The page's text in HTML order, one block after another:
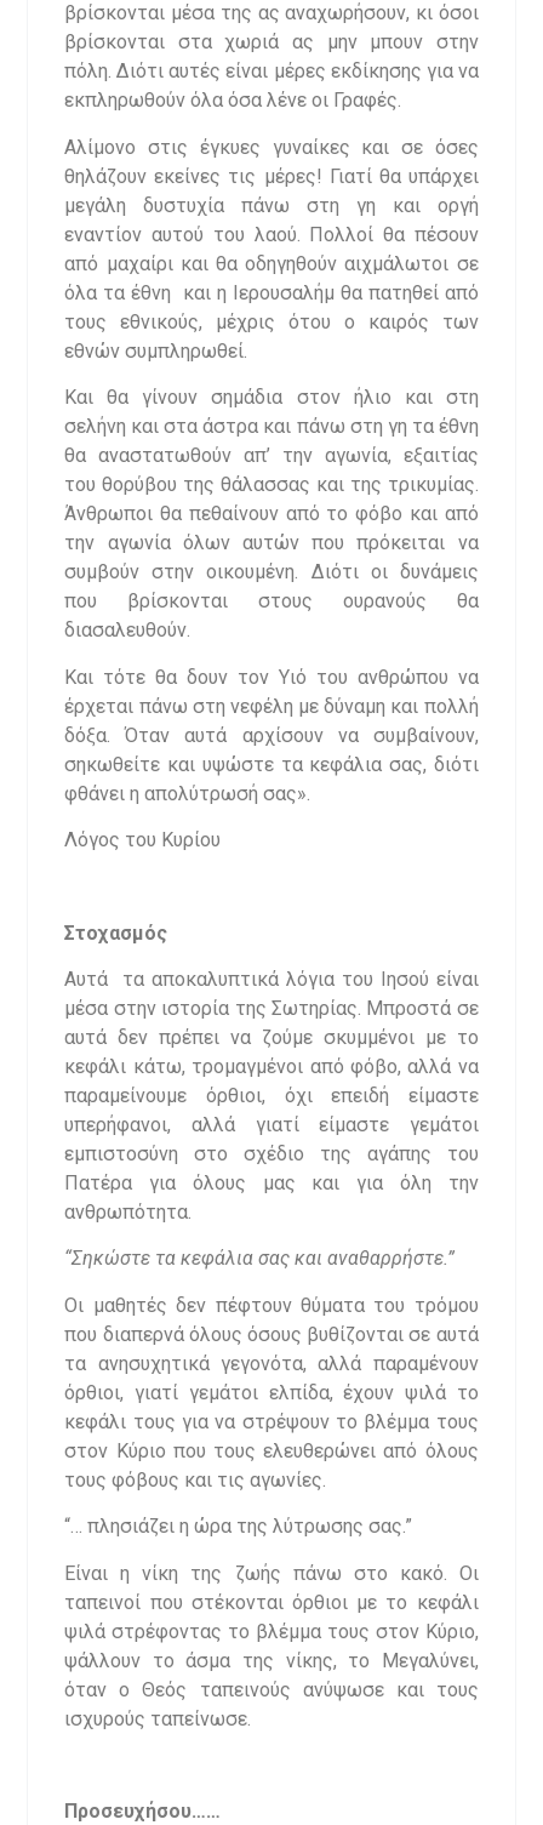
βρίσκονται μέσα της ας αναχωρήσουν, κι όσοι
βρίσκονται στα χωριά ας μην μπουν στην
πόλη. Διότι αυτές είναι μέρες εκδίκησης για να
εκπληρωθούν όλα όσα λένε οι Γραφές.
Αλίμονο στις έγκυες γυναίκες και σε όσες
θηλάζουν εκείνες τις μέρες! Γιατί θα υπάρχει
μεγάλη δυστυχία πάνω στη γη και οργή
εναντίον αυτού του λαού. Πολλοί θα πέσουν
από μαχαίρι και θα οδηγηθούν αιχμάλωτοι σε
όλα τα έθνη και η Ιερουσαλήμ θα πατηθεί από
τους εθνικούς, μέχρις ότου ο καιρός των
εθνών συμπληρωθεί.
Και θα γίνουν σημάδια στον ήλιο και στη
σελήνη και στα άστρα και πάνω στη γη τα έθνη
θα αναστατωθούν απ’ την αγωνία, εξαιτίας
του θορύβου της θάλασσας και της τρικυμίας.
Άνθρωποι θα πεθαίνουν από το φόβο και από
την αγωνία όλων αυτών που πρόκειται να
συμβούν στην οικουμένη. Διότι οι δυνάμεις
που βρίσκονται στους ουρανούς θα
διασαλευθούν.
Και τότε θα δουν τον Υιό του ανθρώπου να
έρχεται πάνω στη νεφέλη με δύναμη και πολλή
δόξα. Όταν αυτά αρχίσουν να συμβαίνουν,
σηκωθείτε και υψώστε τα κεφάλια σας, διότι
φθάνει η απολύτρωσή σας».
Λόγος του Κυρίου
Στοχασμός
Αυτά τα αποκαλυπτικά λόγια του Ιησού είναι
μέσα στην ιστορία της Σωτηρίας. Μπροστά σε
αυτά δεν πρέπει να ζούμε σκυμμένοι με το
κεφάλι κάτω, τρομαγμένοι από φόβο, αλλά να
παραμείνουμε όρθιοι, όχι επειδή είμαστε
υπερήφανοι, αλλά γιατί είμαστε γεμάτοι
εμπιστοσύνη στο σχέδιο της αγάπης του
Πατέρα για όλους μας και για όλη την
ανθρωπότητα.
“Σηκώστε τα κεφάλια σας και αναθαρρήστε.”
Οι μαθητές δεν πέφτουν θύματα του τρόμου
που διαπερνά όλους όσους βυθίζονται σε αυτά
τα ανησυχητικά γεγονότα, αλλά παραμένουν
όρθιοι, γιατί γεμάτοι ελπίδα, έχουν ψιλά το
κεφάλι τους για να στρέψουν το βλέμμα τους
στον Κύριο που τους ελευθερώνει από όλους
τους φόβους και τις αγωνίες.
“… πλησιάζει η ώρα της λύτρωσης σας.”
Είναι η νίκη της ζωής πάνω στο κακό. Οι
ταπεινοί που στέκονται όρθιοι με το κεφάλι
ψιλά στρέφοντας το βλέμμα τους στον Κύριο,
ψάλλουν το άσμα της νίκης, το Μεγαλύνει,
όταν ο Θεός ταπεινούς ανύψωσε και τους
ισχυρούς ταπείνωσε.
Προσευχήσου……